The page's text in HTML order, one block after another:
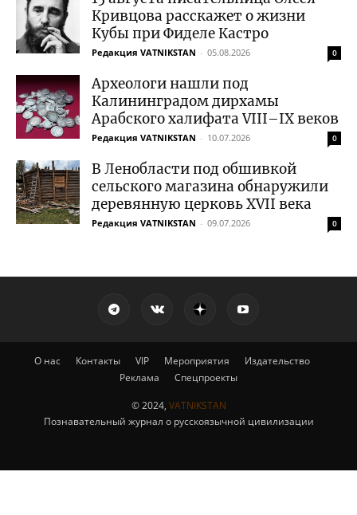
Кривцова расскажет о жизни
Кубы при Фиделе Кастро
Редакция VATNIKSTAN - 05.08.2026 0
Археологи нашли под
Калининградом дирхамы
Арабского халифата VIII–IX веков
Редакция VATNIKSTAN - 10.07.2026 0
В Ленобласти под обшивкой
сельского магазина обнаружили
деревянную церковь XVII века
Редакция VATNIKSTAN - 09.07.2026 0
О нас Контакты VIP Мероприятия
Издательство
Реклама
Спецпроекты
© 2024, VATNIKSTAN
Познавательный журнал о русскоязычной цивилизации